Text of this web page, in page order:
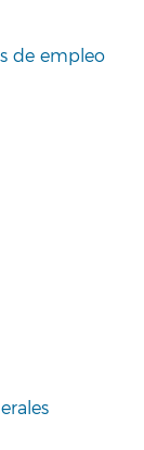
de empleo